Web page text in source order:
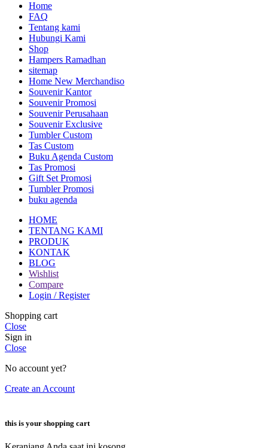
Home
FAQ
Tentang kami
Hubungi Kami
Shop
Hampers Ramadhan
sitemap
Home New Merchandiso
Souvenir Kantor
Souvenir Promosi
Souvenir Perusahaan
Souvenir Exclusive
Tumbler Custom
Tas Custom
Buku Agenda Custom
Tas Promosi
Gift Set Promosi
Tumbler Promosi
buku agenda
HOME
TENTANG KAMI
PRODUK
KONTAK
BLOG
Wishlist
Compare
Login / Register
Shopping cart
Close
Sign in
Close
No account yet?
Create an Account
this is your shopping cart